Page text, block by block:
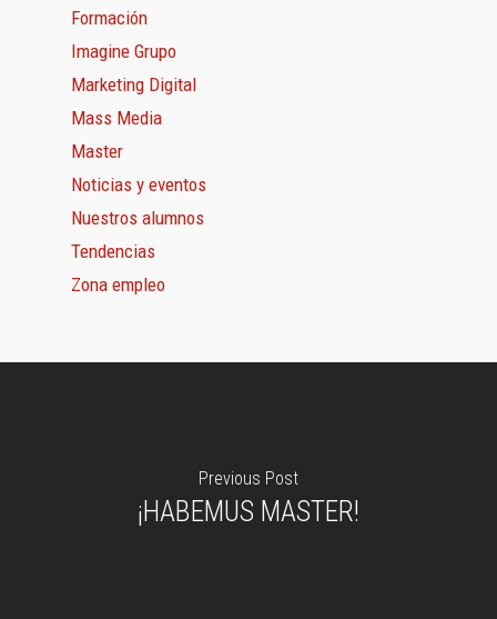
Formación
Imagine Grupo
Marketing Digital
Mass Media
Master
Noticias y eventos
Nuestros alumnos
Tendencias
Zona empleo
Previous Post
¡HABEMUS MASTER!